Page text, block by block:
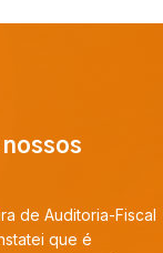
de Auditoria-Fiscal
que é